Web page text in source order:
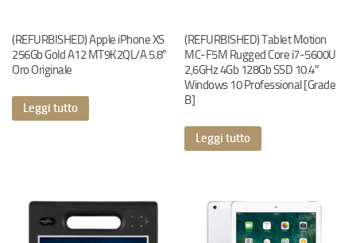
(REFURBISHED) Apple iPhone XS
256Gb Gold A12 MT9K2QL/A 5.8″
Oro Originale
Leggi tutto
(REFURBISHED) Tablet Motion
MC-F5M Rugged Core i7-5600U
2,6GHz 4Gb 128Gb SSD 10.4″
Windows 10 Professional [Grade
B]
Leggi tutto